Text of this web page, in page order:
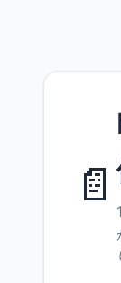
📄